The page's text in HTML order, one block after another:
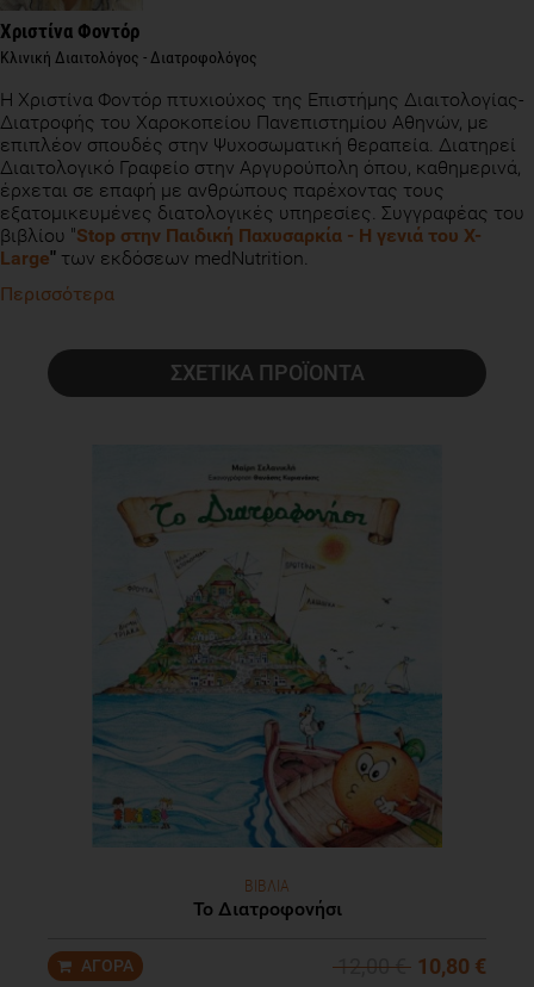
Χριστίνα Φοντόρ
Κλινική Διαιτολόγος - Διατροφολόγος
H Χριστίνα Φοντόρ πτυχιούχος της Επιστήμης Διαιτολογίας-
Διατροφής του Χαροκοπείου Πανεπιστημίου Αθηνών, με
επιπλέον σπουδές στην Ψυχοσωματική θεραπεία. Διατηρεί
Διαιτολογικό Γραφείο στην Αργυρούπολη όπου, καθημερινά,
έρχεται σε επαφή με ανθρώπους παρέχοντας τους
εξατομικευμένες διατολογικές υπηρεσίες. Συγγραφέας του
βιβλίου "Stop στην Παιδική Παχυσαρκία - Η γενιά του Χ-
Large" των εκδόσεων medNutrition.
Περισσότερα
ΣΧΕΤΙΚΑ ΠΡΟΪΟΝΤΑ
ΒΙΒΛΙΑ
Το Διατροφονήσι
12,00 € 10,80 €